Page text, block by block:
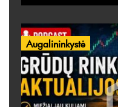
Augalininkystė